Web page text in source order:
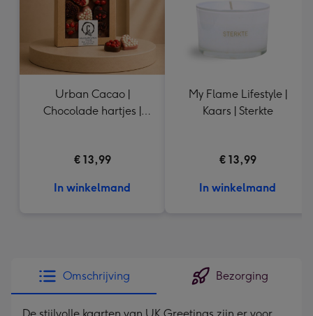
Urban Cacao |
Chocolade hartjes |
€ 13,99
In winkelmand
My Flame Lifestyle |
Kaars | Sterkte
€ 13,99
In winkelmand
Omschrijving Bezorging